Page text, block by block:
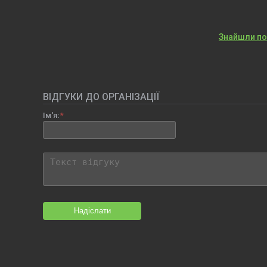
Знайшли
ВІДГУКИ ДО ОРГАНІЗАЦІЇ
Ім'я:
Надіслати